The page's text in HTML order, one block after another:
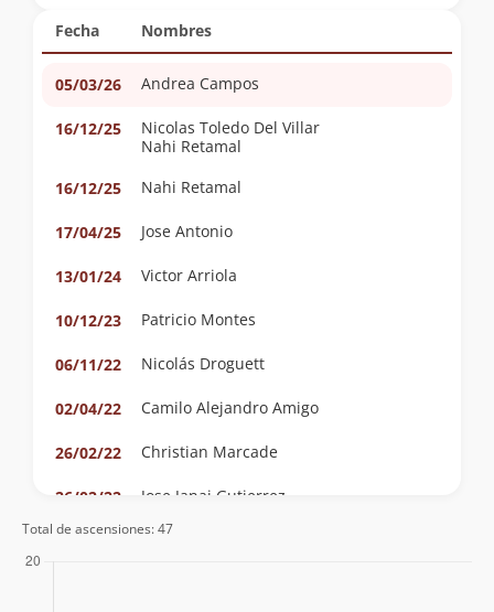
Fecha Nombres
05/03/26 Andrea Campos
16/12/25
Nicolas Toledo Del Villar
Nahi Retamal
16/12/25
Nahi Retamal
17/04/25 Jose Antonio
13/01/24 Victor Arriola
10/12/23 Patricio Montes
06/11/22 Nicolás Droguett
02/04/22 Camilo Alejandro Amigo
26/02/22 Christian Marcade
26/02/22 Jose Janai Gutierrez
09/01/22
Pablo Riquelme
Total de ascensiones: 47